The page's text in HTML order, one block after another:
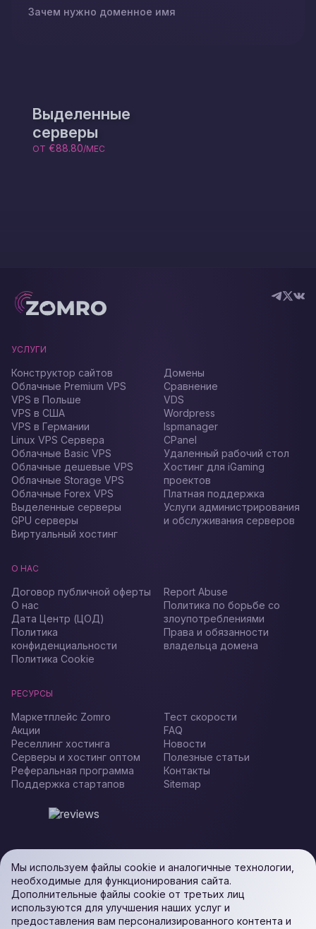
Зачем нужно доменное имя
Выделенные
серверы
ОТ €88.80/МЕС
УСЛУГИ
Конструктор сайтов
Облачные Premium VPS
VPS в Польше
VPS в США
VPS в Германии
Linux VPS Сервера
Облачные Basic VPS
Облачные дешевые VPS
Облачные Storage VPS
Облачные Forex VPS
Выделенные серверы
GPU серверы
Виртуальный хостинг
Домены
Сравнение
VDS
Wordpress
Ispmanager
CPanel
Удаленный рабочий стол
Хостинг для iGaming
проектов
Платная поддержка
Услуги администрирования
и обслуживания серверов
О НАС
Договор публичной оферты
О нас
Дата Центр (ЦОД)
Политика
конфиденциальности
Политика Cookie
Report Abuse
Политика по борьбе со
злоупотреблениями
Права и обязанности
владельца домена
РЕСУРСЫ
Маркетплейс Zomro
Акции
Реселлинг хостинга
Серверы и хостинг оптом
Реферальная программа
Поддержка стартапов
Тест скорости
FAQ
Новости
Полезные статьи
Контакты
Sitemap
Мы используем файлы cookie и аналогичные технологии,
необходимые для функционирования сайта.
Дополнительные файлы cookie от третьих лиц
используются для улучшения наших услуг и
предоставления вам персонализированного контента и